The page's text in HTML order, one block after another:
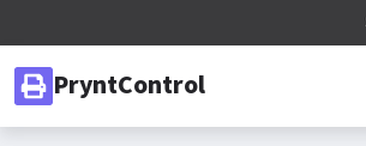
PryntControl